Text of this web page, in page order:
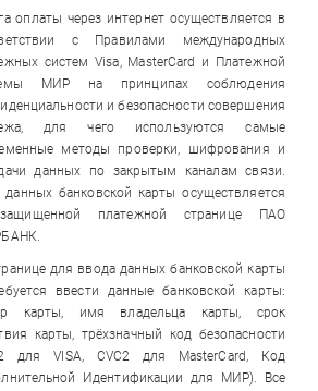
оплаты через интернет осуществляется в
с Правилами международных
систем Visa, MasterCard и Платежной
МИР на принципах соблюдения
и безопасности совершения
для чего используются самые
методы проверки, шифрования и
данных по закрытым каналам связи.
данных банковской карты осуществляется
платежной странице ПАО
для ввода данных банковской карты
ввести данные банковской карты:
карты, имя владельца карты, срок
карты, трёхзначный код безопасности
для VISA, CVC2 для MasterCard, Код
Идентификации для МИР). Все